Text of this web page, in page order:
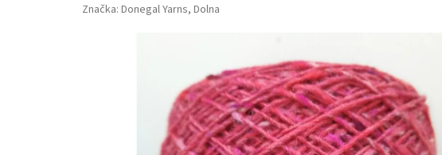
Značka: Donegal Yarns, Dolna